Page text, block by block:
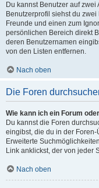
Du kannst Benutzer auf
Benutzerprofil siehst du
Freunde und einen zum
persönlichen Bereich direkt
deren Benutzernamen
von den Listen entfernen.
Nach oben
Die Foren
Wie kann ich ein Forum
Du kannst die Foren
eingibst, die du in der
Erweiterte
Link anklickst, der von jeder
Nach oben